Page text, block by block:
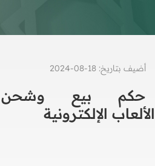
أضيف بتاريخ: 18-08-2024
حكم بيع وشحن
الألعاب الإلكترونية